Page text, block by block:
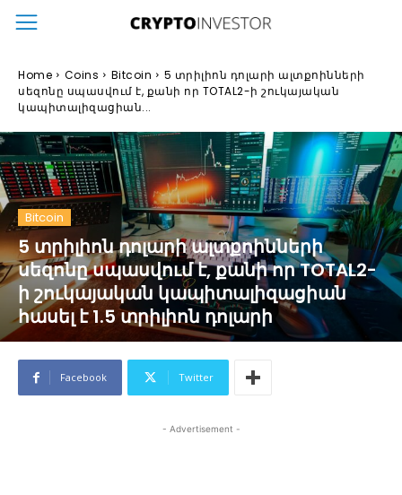
Home Coins Bitcoin
5 տրիլիոն դոլարի ալտքոինների
սեզոնը սպասվում է, քանի որ TOTAL2-ի շուկայական
կապիտալիզացիան...
Bitcoin
5 տրիլիոն դոլարի ալտքոինների
սեզոնը սպասվում է, քանի որ TOTAL2-
ի շուկայական կապիտալիզացիան
հասել է 1.5 տրիլիոն դոլարի
Facebook Twitter
- Advertisement -